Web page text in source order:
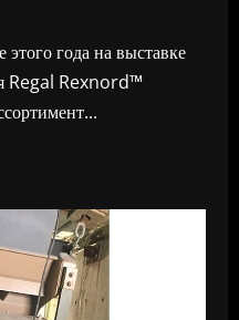
года на выставке
Regal Rexnord™